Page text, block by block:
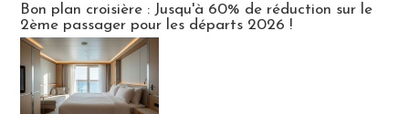
Bon plan croisière : Jusqu'à 60% de réduction sur le
2ème passager pour les départs 2026 !